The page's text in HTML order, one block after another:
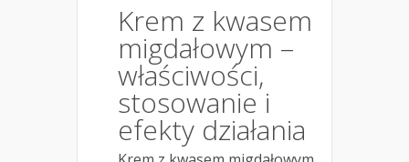
Krem z kwasem
migdałowym –
właściwości,
stosowanie i
efekty działania